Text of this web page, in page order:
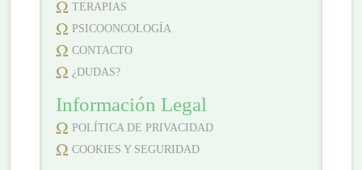
TERAPIAS
PSICOONCOLOGÍA
CONTACTO
¿DUDAS?
Información Legal
POLÍTICA DE PRIVACIDAD
COOKIES Y SEGURIDAD